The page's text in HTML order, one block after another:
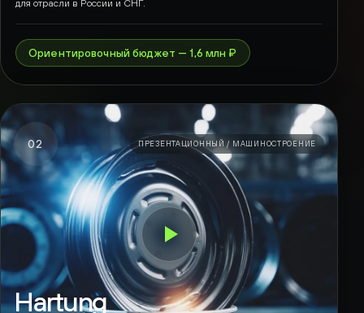
для отрасли в России и СНГ.
Ориентировочный бюджет — 1,6 млн ₽
02 ПРЕЗЕНТАЦИОННЫЙ / МАШИНОСТРОЕНИЕ
Hartung